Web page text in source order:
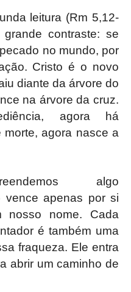
leitura (Rm 5,12-
contraste: se
no mundo, por
Cristo é o novo
diante da árvore do
na árvore da cruz.
agora há
agora nasce a
algo
vence apenas por si
nosso nome. Cada
é também uma
fraqueza. Ele entra
abrir um caminho de